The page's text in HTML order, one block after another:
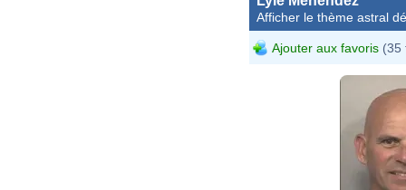
Afficher le thème astral
Ajouter aux favoris (35